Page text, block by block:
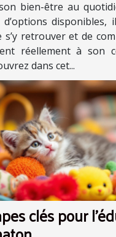
bien-être au
disponibles,
s’y retrouver et de
réellement à son
dans cet...
clés pour